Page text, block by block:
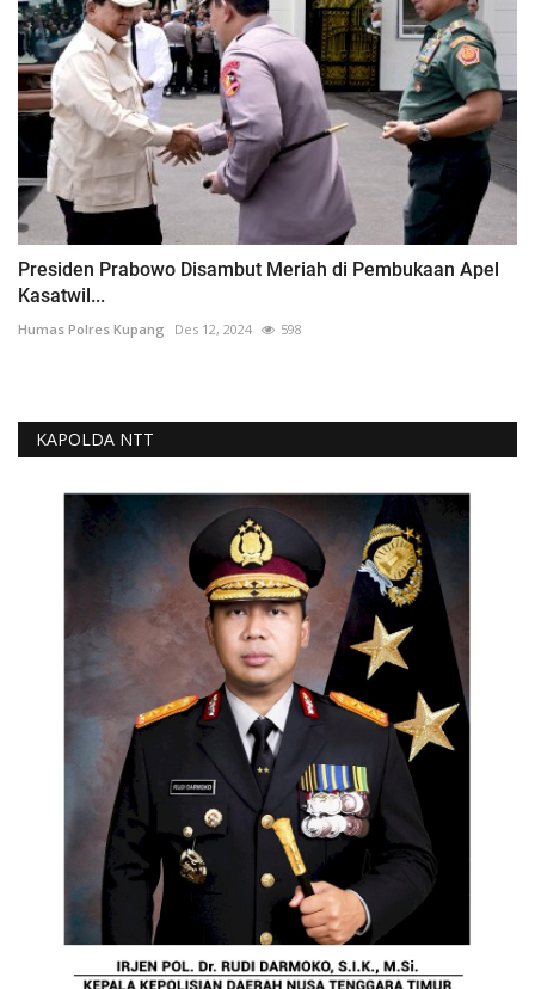
Presiden Prabowo Disambut Meriah di Pembukaan Apel
Kasatwil...
Humas Polres Kupang Des 12, 2024 598
KAPOLDA NTT